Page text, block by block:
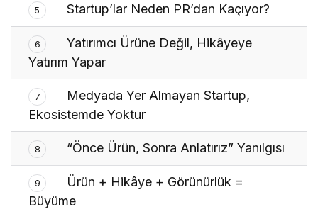
5 Startup’lar Neden PR’dan Kaçıyor?
6
Yatırımcı Ürüne Değil, Hikâyeye
Yatırım Yapar
7
Medyada Yer Almayan Startup,
Ekosistemde Yoktur
8 “Önce Ürün, Sonra Anlatırız” Yanılgısı
9
Ürün + Hikâye + Görünürlük =
Büyüme